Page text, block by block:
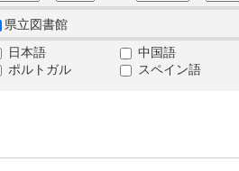
県立図書館
日本語 中国語
ポルトガル
スペイン語